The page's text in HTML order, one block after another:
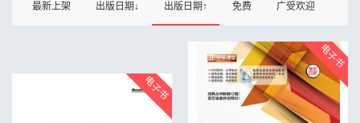
最新上架 出版日期↓ 出版日期↑ 免费 广受欢迎